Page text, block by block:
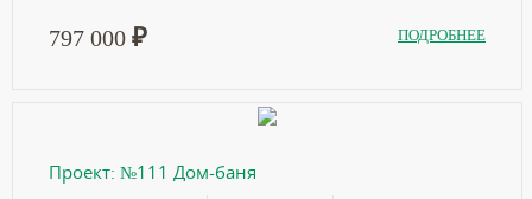
797 000 ₽ ПОДРОБНЕЕ
Проект: №111 Дом-баня